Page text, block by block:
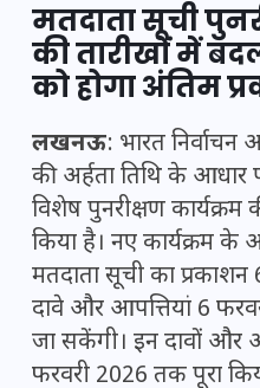
मतदाता सूची
की तारीखों में
को होगा अंतिम
लखनऊ: भारत
की अर्हता तिथि के आधार
विशेष पुनरीक्षण कार्यक्रम
किया है। नए कार्यक्रम के
मतदाता सूची का प्रकाशन
दावे और आपत्तियां 6
जा सकेंगी। इन दावों और
फरवरी 2026 तक पूरा